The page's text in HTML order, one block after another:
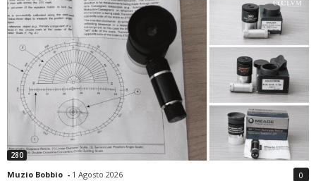
280
Muzio Bobbio - 1 Agosto 2026 0